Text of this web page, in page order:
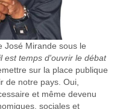
José Mirande sous le
est temps d'ouvrir le débat
sur la place publique
de notre pays. Oui,
et même devenu
sociales et